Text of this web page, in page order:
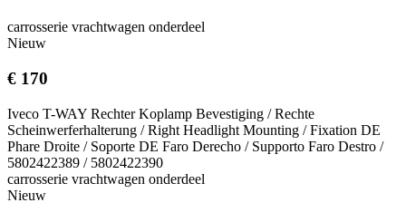
carrosserie vrachtwagen onderdeel
Nieuw
€ 170
Iveco T-WAY Rechter Koplamp Bevestiging / Rechte
Scheinwerferhalterung / Right Headlight Mounting / Fixation DE
Phare Droite / Soporte DE Faro Derecho / Supporto Faro Destro /
5802422389 / 5802422390
carrosserie vrachtwagen onderdeel
Nieuw